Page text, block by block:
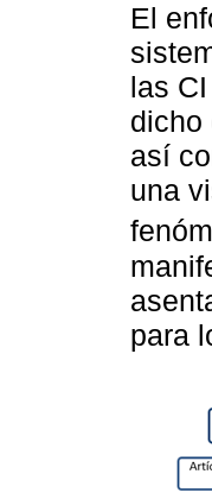
El
las
dicho
así
una
para